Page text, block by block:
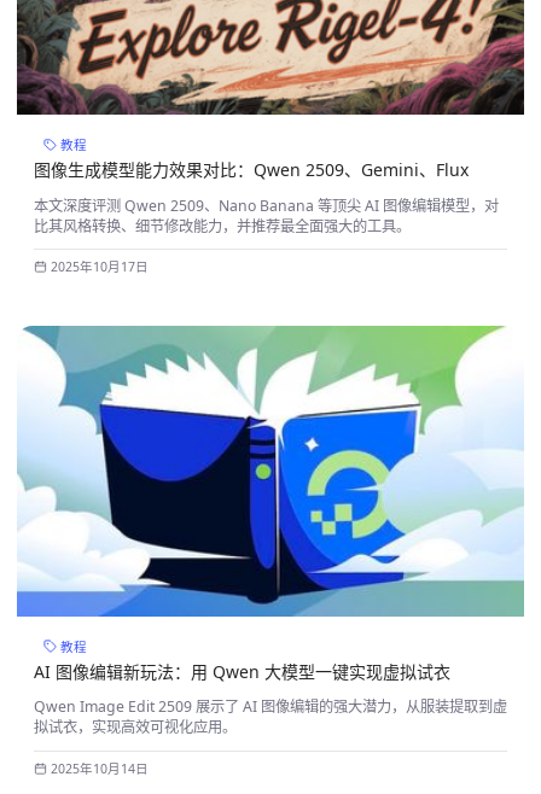
教程
图像生成模型能力效果对比：Qwen 2509、Gemini、Flux
本文深度评测 Qwen 2509、Nano Banana 等顶尖 AI 图像编辑模型，对
比其风格转换、细节修改能力，并推荐最全面强大的工具。
2025年10月17日
教程
AI 图像编辑新玩法：用 Qwen 大模型一键实现虚拟试衣
Qwen Image Edit 2509 展示了 AI 图像编辑的强大潜力，从服装提取到虚
拟试衣，实现高效可视化应用。
2025年10月14日